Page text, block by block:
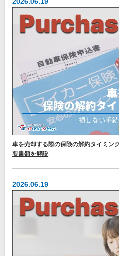
2026.06.19
車を売却する際の保険の解約タイミン
要書類を解説
2026.06.19